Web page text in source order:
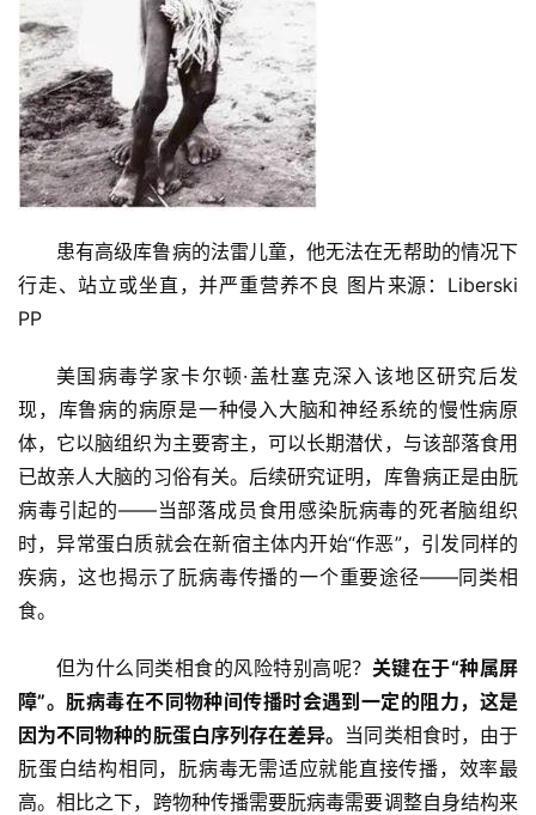
患有高级库鲁病的法雷儿童，他无法在无帮助的情况下
行走、站立或坐直，并严重营养不良 图片来源：Liberski
PP
美国病毒学家卡尔顿·盖杜塞克深入该地区研究后发
现，库鲁病的病原是一种侵入大脑和神经系统的慢性病原
体，它以脑组织为主要寄主，可以长期潜伏，与该部落食用
已故亲人大脑的习俗有关。后续研究证明，库鲁病正是由朊
病毒引起的——当部落成员食用感染朊病毒的死者脑组织
时，异常蛋白质就会在新宿主体内开始“作恶”，引发同样的
疾病，这也揭示了朊病毒传播的一个重要途径——同类相
食。
但为什么同类相食的风险特别高呢？ 关键在于“种属屏
障”。朊病毒在不同物种间传播时会遇到一定的阻力，这是
因为不同物种的朊蛋白序列存在差异。 当同类相食时，由于
朊蛋白结构相同，朊病毒无需适应就能直接传播，效率最
高。相比之下，跨物种传播需要朊病毒需要调整自身结构来